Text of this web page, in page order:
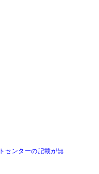
センターの記載が無